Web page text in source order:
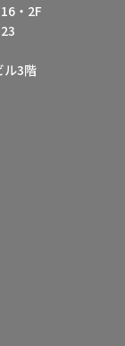
・2F
ル3階